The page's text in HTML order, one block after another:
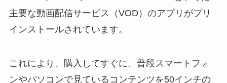
主要な動画配信サービス（VOD）のアプリがプリ
インストールされています。
これにより、購入してすぐに、普段スマートフォ
ンやパソコンで見ているコンテンツを50インチの